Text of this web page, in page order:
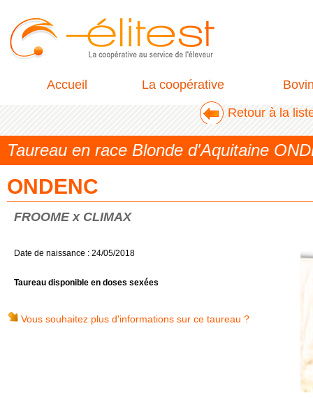
Accueil La coopérative
Retour à la
Taureau en race Blonde d'Aquitaine
ONDENC
FROOME x CLIMAX
Date de naissance : 24/05/2018
Taureau disponible en doses sexées
Vous souhaitez plus d'informations sur ce taureau ?